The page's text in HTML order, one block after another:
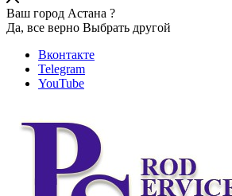
Ваш город Астана ?
Да, все верно Выбрать другой
Вконтакте
Telegram
YouTube